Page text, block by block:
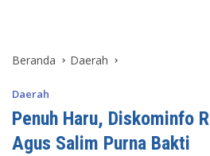
Beranda Daerah
Daerah
Penuh Haru, Diskominfo
Agus Salim Purna Bakti